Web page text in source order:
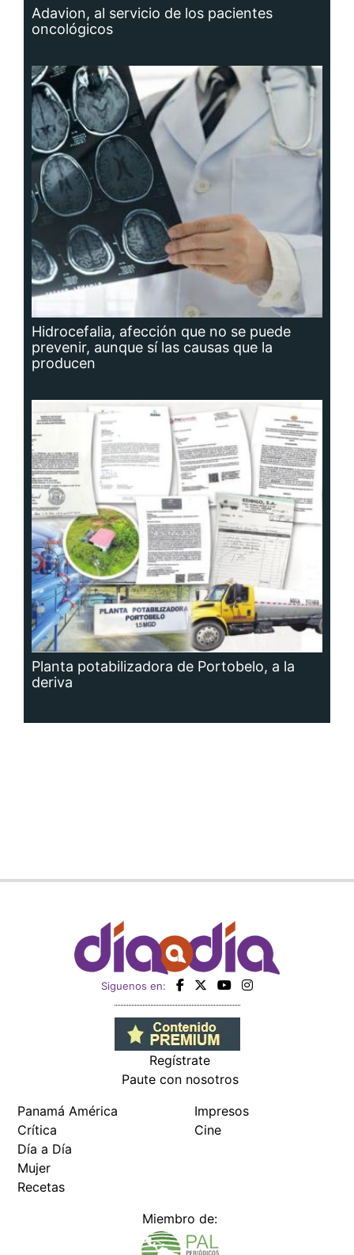
Adavion, al servicio de los pacientes
oncológicos
Hidrocefalia, afección que no se puede
prevenir, aunque sí las causas que la
producen
Planta potabilizadora de Portobelo, a la
deriva
Siguenos en:
Regístrate
Paute con nosotros
Panamá América
Crítica
Día a Día
Mujer
Recetas
Impresos
Cine
Miembro de: